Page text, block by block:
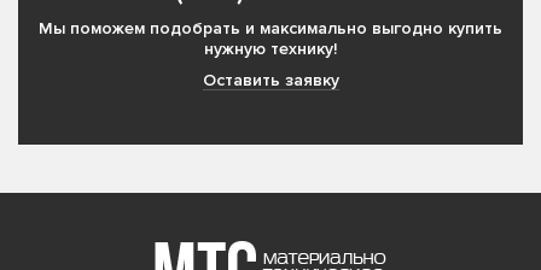
Мы поможем подобрать и максимально выгодно купить
нужную технику!
Оставить заявку